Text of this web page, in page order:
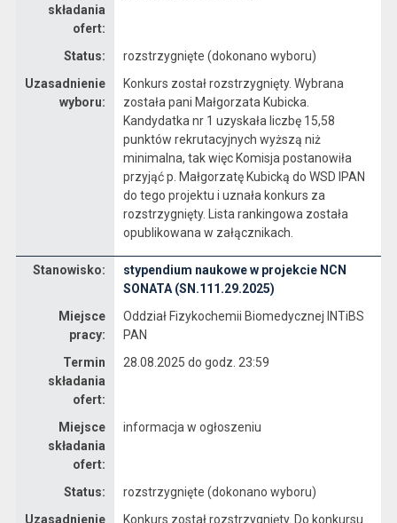
składania
ofert:
Status:
rozstrzygnięte (dokonano wyboru)
Uzasadnienie
wyboru:
Konkurs został rozstrzygnięty. Wybrana
została pani Małgorzata Kubicka.
Kandydatka nr 1 uzyskała liczbę 15,58
punktów rekrutacyjnych wyższą niż
minimalna, tak więc Komisja postanowiła
przyjąć p. Małgorzatę Kubicką do WSD IPAN
do tego projektu i uznała konkurs za
rozstrzygnięty. Lista rankingowa została
opublikowana w załącznikach.
Stanowisko:
stypendium naukowe w projekcie NCN
SONATA (SN.111.29.2025)
Miejsce
pracy:
Oddział Fizykochemii Biomedycznej INTiBS
PAN
Termin
składania
ofert:
28.08.2025 do godz. 23:59
Miejsce
składania
ofert:
informacja w ogłoszeniu
Status:
rozstrzygnięte (dokonano wyboru)
Uzasadnienie
Konkurs został rozstrzygnięty. Do konkursu